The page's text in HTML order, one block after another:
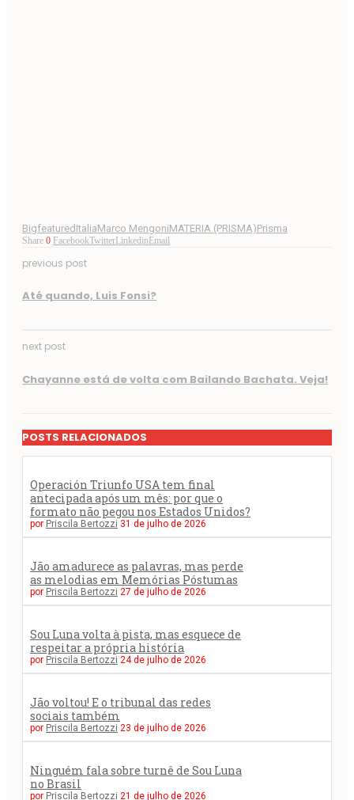
Bigfeatured ItaliaMarco MengoniMATERIA (PRISMA)Prisma
Share 0 FacebookTwitterLinkedinEmail
previous post
Até quando, Luis Fonsi?
next post
Chayanne está de volta com Bailando Bachata. Veja!
POSTS RELACIONADOS
Operación Triunfo USA tem final
antecipada após um mês: por que o
formato não pegou nos Estados Unidos?
por Priscila Bertozzi 31 de julho de 2026
Jão amadurece as palavras, mas perde
as melodias em Memórias Póstumas
por Priscila Bertozzi 27 de julho de 2026
Sou Luna volta à pista, mas esquece de
respeitar a própria história
por Priscila Bertozzi 24 de julho de 2026
Jão voltou! E o tribunal das redes
sociais também
por Priscila Bertozzi 23 de julho de 2026
Ninguém fala sobre turnê de Sou Luna
no Brasil
por Priscila Bertozzi 21 de julho de 2026